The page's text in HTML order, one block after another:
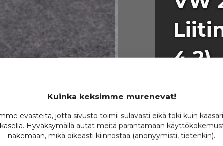
Kuinka keksimme murenevat!
evästeitä, jotta sivusto toimii sulavasti eikä töki kuin
Hyväksymällä autat meitä parantamaan
näkemään, mikä oikeasti kiinnostaa (anonyymisti, tietenkin).
4.2)
Tämä sopii
Varastossa
Ole